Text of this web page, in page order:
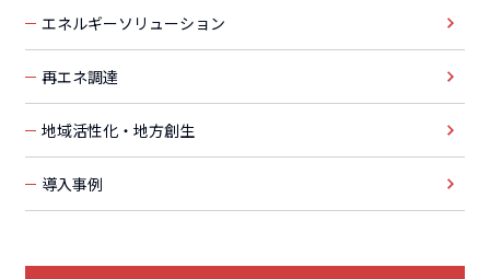
エネルギーソリューション
再エネ調達
地域活性化・地方創生
導入事例